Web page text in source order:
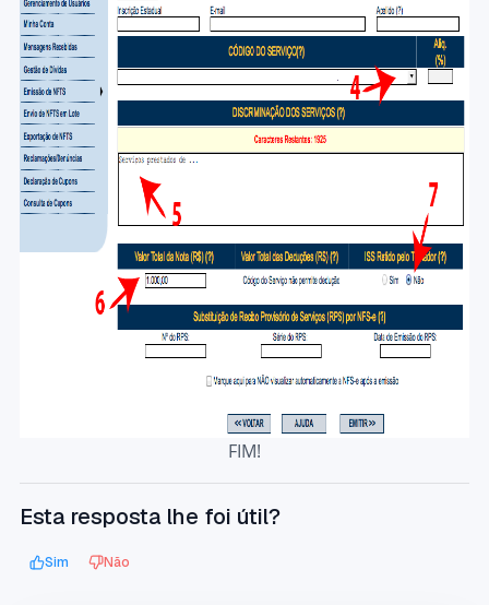
FIM!
Esta resposta lhe foi útil?
Sim Não